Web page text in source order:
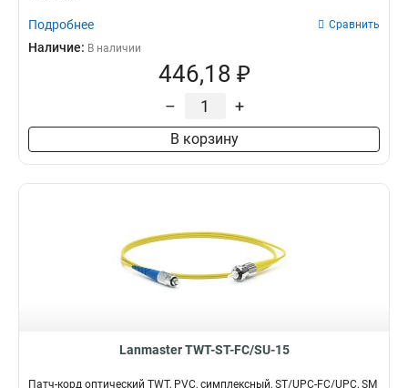
Подробнее Сравнить
Наличие: В наличии
446,18 ₽
– +
В корзину
Lanmaster TWT-ST-FC/SU-15
Патч-корд оптический TWT, PVC, симплексный, ST/UPC-FC/UPC, SM